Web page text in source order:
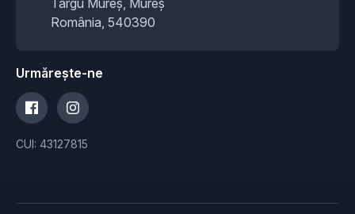
Târgu Mureș, Mureș
România, 540390
Urmărește-ne
CUI: 43127815